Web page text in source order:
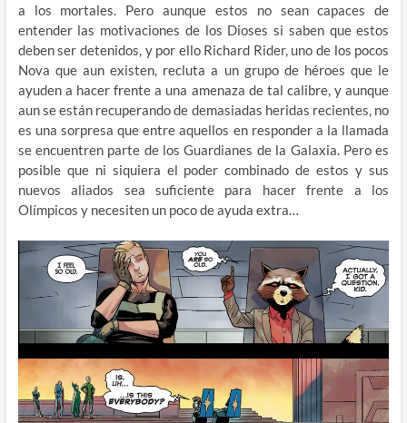
a los mortales. Pero aunque estos no sean capaces de
entender las motivaciones de los Dioses si saben que estos
deben ser detenidos, y por ello Richard Rider, uno de los pocos
Nova que aun existen, recluta a un grupo de héroes que le
ayuden a hacer frente a una amenaza de tal calibre, y aunque
aun se están recuperando de demasiadas heridas recientes, no
es una sorpresa que entre aquellos en responder a la llamada
se encuentren parte de los Guardianes de la Galaxia. Pero es
posible que ni siquiera el poder combinado de estos y sus
nuevos aliados sea suficiente para hacer frente a los
Olímpicos y necesiten un poco de ayuda extra…